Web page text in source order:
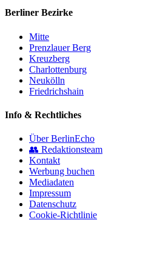
Berliner Bezirke
Mitte
Prenzlauer Berg
Kreuzberg
Charlottenburg
Neukölln
Friedrichshain
Info & Rechtliches
Über BerlinEcho
👥 Redaktionsteam
Kontakt
Werbung buchen
Mediadaten
Impressum
Datenschutz
Cookie-Richtlinie